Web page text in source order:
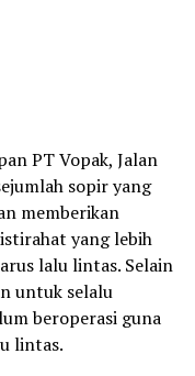
PT Vopak, Jalan
sopir yang
memberikan
yang lebih
lalu lintas. Selain
untuk selalu
beroperasi guna
lintas.